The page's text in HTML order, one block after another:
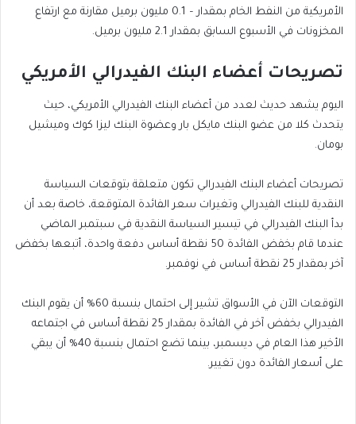
الأمريكية من النفط الخام بمقدار – 0.1 مليون برميل مقارنة مع ارتفاع
المخزونات في الأسبوع السابق بمقدار 2.1 مليون برميل.
تصريحات أعضاء البنك الفيدرالي الأمريكي
اليوم يشهد حديث لعدد من أعضاء البنك الفيدرالي الأمريكي، حيث
يتحدث كلا من عضو البنك مايكل بار وعضوة البنك ليزا كوك وميشيل
بومان.
تصريحات أعضاء البنك الفيدرالي تكون متعلقة بتوقعات السياسة
النقدية للبنك الفيدرالي وتغيرات سعر الفائدة المتوقعة، خاصة بعد أن
بدأ البنك الفيدرالي في تيسير السياسة النقدية في سبتمبر الماضي
عندما قام بخفض الفائدة 50 نقطة أساس دفعة واحدة، أتبعها بخفض
آخر بمقدار 25 نقطة أساس في نوفمبر.
التوقعات الآن في الأسواق تشير إلى احتمال بنسبة 60% أن يقوم البنك
الفيدرالي بخفض آخر في الفائدة بمقدار 25 نقطة أساس في اجتماعه
الأخير هذا العام في ديسمبر، بينما تضع احتمال بنسبة 40% أن يبقي
على أسعار الفائدة دون تغيير.